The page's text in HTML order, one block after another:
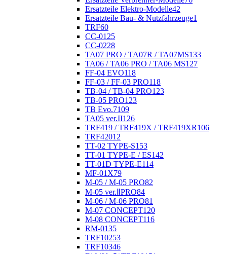
Ersatzteile Elektro-Modelle42
Ersatzteile Bau- & Nutzfahrzeuge1
TRF60
CC-01 25
CC-0228
TA07 PRO / TA07R / TA07MS133
TA06 / TA06 PRO / TA06 MS127
FF-04 EVO118
FF-03 / FF-03 PRO118
TB-04 / TB-04 PRO123
TB-05 PRO123
TB Evo.7109
TA05 ver.II126
TRF419 / TRF419X / TRF419XR106
TRF42012
TT-02 TYPE-S153
TT-01 TYPE-E / ES142
TT-01D TYPE-E114
MF-01X79
M-05 / M-05 PRO82
M-05 ver.ⅡPRO84
M-06 / M-06 PRO81
M-07 CONCEPT120
M-08 CONCEPT116
RM-0135
TRF10253
TRF10346